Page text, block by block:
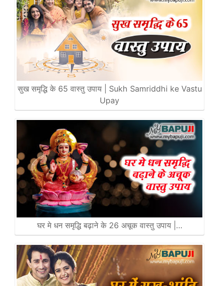
सुख समृद्धि के 65 वास्तु उपाय | Sukh Samriddhi ke Vastu
Upay
घर मे धन समृद्धि बढ़ाने के 26 अचूक वास्तु उपाय |…